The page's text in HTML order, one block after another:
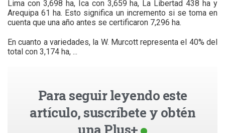
Lima con 3,698 ha, Ica con 3,659 ha, La Libertad 438 ha y
Arequipa 61 ha. Esto significa un incremento si se toma en
cuenta que una año antes se certificaron 7,296 ha.
En cuanto a variedades, la W. Murcott representa el 40% del
total con 3,174 ha, ...
Para seguir leyendo este
artículo, suscríbete y obtén
una Plus+